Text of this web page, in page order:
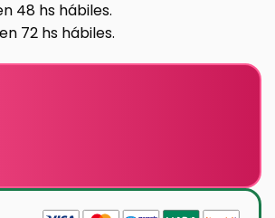
48 hs hábiles.
72 hs hábiles.